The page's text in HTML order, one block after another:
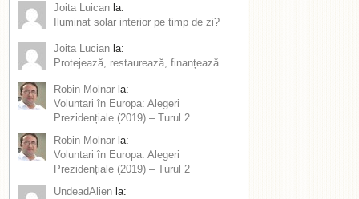
Joita Luican la:
Iluminat solar interior pe timp de zi?
Joita Lucian la:
Protejează, restaurează, finanțează
Robin Molnar la:
Voluntari în Europa: Alegeri
Prezidențiale (2019) – Turul 2
Robin Molnar la:
Voluntari în Europa: Alegeri
Prezidențiale (2019) – Turul 2
UndeadAlien la: